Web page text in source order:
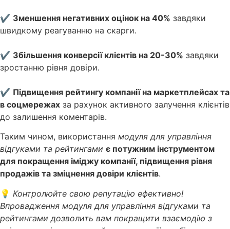
✔ Зменшення негативних оцінок на 40% завдяки
швидкому реагуванню на скарги.
✔ Збільшення конверсії клієнтів на 20-30% завдяки
зростанню рівня довіри.
✔ Підвищення рейтингу компанії на маркетплейсах та
в соцмережах за рахунок активного залучення клієнтів
до залишення коментарів.
Таким чином, використання модуля для управління
відгуками та рейтингами є потужним інструментом
для покращення іміджу компанії, підвищення рівня
продажів та зміцнення довіри клієнтів.
💡 Контролюйте свою репутацію ефективно!
Впровадження модуля для управління відгуками та
рейтингами дозволить вам покращити взаємодію з